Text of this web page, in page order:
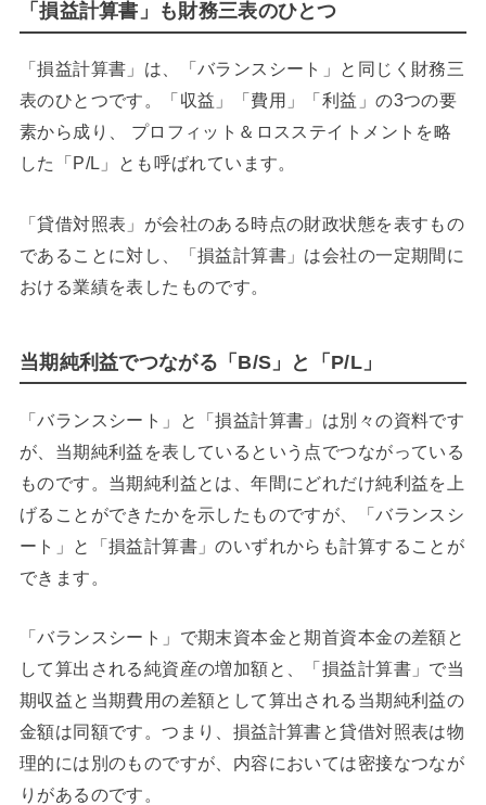
「損益計算書」も財務三表のひとつ
「損益計算書」は、「バランスシート」と同じく財務三
表のひとつです。「収益」「費用」「利益」の3つの要
素から成り、 プロフィット＆ロスステイトメントを略
した「P/L」とも呼ばれています。
「貸借対照表」が会社のある時点の財政状態を表すもの
であることに対し、「損益計算書」は会社の一定期間に
おける業績を表したものです。
当期純利益でつながる「B/S」と「P/L」
「バランスシート」と「損益計算書」は別々の資料です
が、当期純利益を表しているという点でつながっている
ものです。当期純利益とは、年間にどれだけ純利益を上
げることができたかを示したものですが、「バランスシ
ート」と「損益計算書」のいずれからも計算することが
できます。
「バランスシート」で期末資本金と期首資本金の差額と
して算出される純資産の増加額と、「損益計算書」で当
期収益と当期費用の差額として算出される当期純利益の
金額は同額です。つまり、損益計算書と貸借対照表は物
理的には別のものですが、内容においては密接なつなが
りがあるのです。